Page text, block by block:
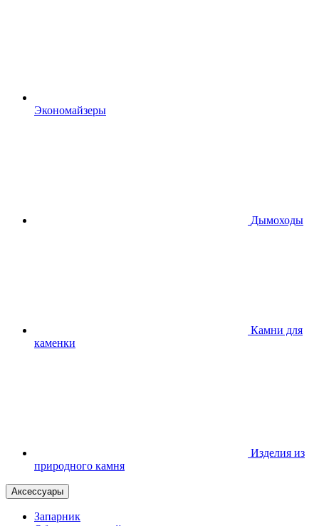
Экономайзеры
Дымоходы
Камни для
каменки
Изделия из
природного камня
Аксессуары
Запарник